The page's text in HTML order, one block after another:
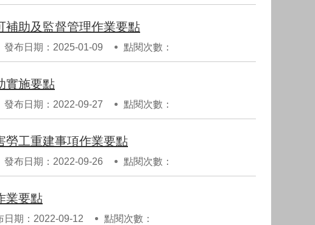
補助及監督管理作業要點
發布日期：2025-01-09 點閱次數：
實施要點
發布日期：2022-09-27 點閱次數：
勞工重建事項作業要點
發布日期：2022-09-26 點閱次數：
業要點
日期：2022-09-12 點閱次數：